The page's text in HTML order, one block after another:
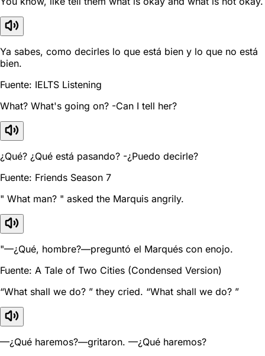
Ya sabes, como decirles lo que está bien y lo que no está
bien.
Fuente: IELTS Listening
What? What's going on? -Can I tell her?
¿Qué? ¿Qué está pasando? -¿Puedo decirle?
Fuente: Friends Season 7
" What man? " asked the Marquis angrily.
"—¿Qué, hombre?—preguntó el Marqués con enojo.
Fuente: A Tale of Two Cities (Condensed Version)
“What shall we do? ” they cried. “What shall we do? ”
—¿Qué haremos?—gritaron. —¿Qué haremos?